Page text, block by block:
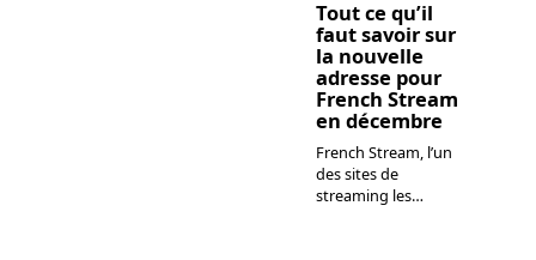
Tout ce qu’il
faut savoir sur
la nouvelle
adresse pour
French Stream
en décembre
French Stream, l’un
des sites de
streaming les…